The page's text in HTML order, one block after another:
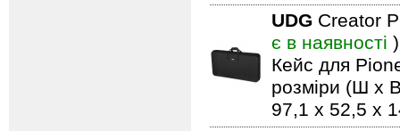
UDG Creator
є в наявності )
Кейс для
розміри (Ш x
97,1 x 52,5 x